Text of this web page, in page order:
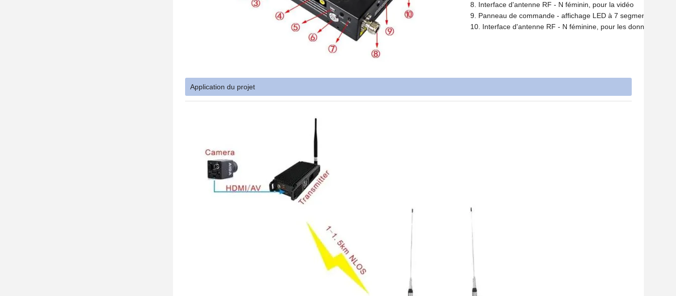
Interface d'antenne RF - N féminin, pour la vidéo
Panneau de commande - affichage LED à 7 segments à 6
Interface d'antenne RF - N féminine, pour les données
Application du projet